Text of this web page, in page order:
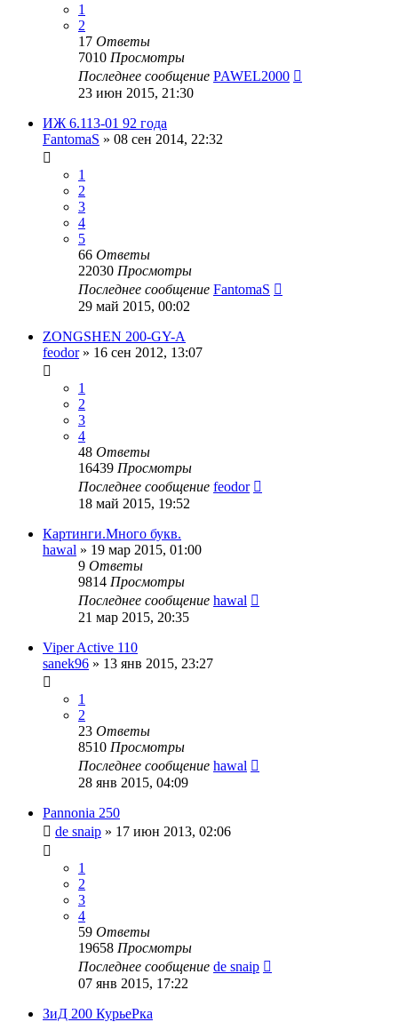
1
2
17 Ответы
7010 Просмотры
Последнее сообщение PAWEL2000
23 июн 2015, 21:30
ИЖ 6.113-01 92 года
FantomaS » 08 сен 2014, 22:32
1
2
3
4
5
66 Ответы
22030 Просмотры
Последнее сообщение FantomaS
29 май 2015, 00:02
ZONGSHEN 200-GY-A
feodor» 16 сен 2012, 13:07
1
2
3
4
48 Ответы
16439 Просмотры
Последнее сообщение feodor
18 май 2015, 19:52
Картинги.Много букв.
hawal » 19 мар 2015, 01:00
9 Ответы
9814 Просмотры
Последнее сообщение hawal
21 мар 2015, 20:35
Viper Active 110
sanek96 » 13 янв 2015, 23:27
1
2
23 Ответы
8510 Просмотры
Последнее сообщение hawal
28 янв 2015, 04:09
Pannonia 250
de snaip » 17 июн 2013, 02:06
1
2
3
4
59 Ответы
19658 Просмотры
Последнее сообщение de snaip
07 янв 2015, 17:22
ЗиД 200 КурьеРка